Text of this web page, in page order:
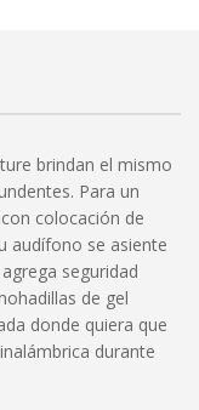
brindan el mismo
Para un
colocación de
audífono se asiente
seguridad
de gel
donde quiera que
durante